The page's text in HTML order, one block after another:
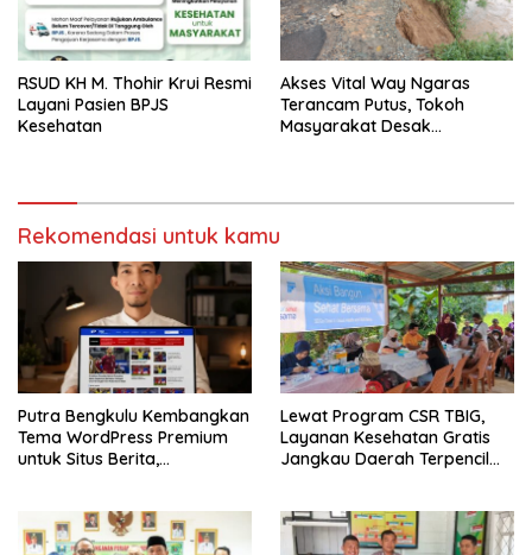
RSUD KH M. Thohir Krui Resmi
Layani Pasien BPJS
Kesehatan
Akses Vital Way Ngaras
Terancam Putus, Tokoh
Masyarakat Desak
Rekomendasi untuk kamu
Putra Bengkulu Kembangkan
Tema WordPress Premium
untuk Situs Berita,
Lewat Program CSR TBIG,
Layanan Kesehatan Gratis
Jangkau Daerah Terpencil